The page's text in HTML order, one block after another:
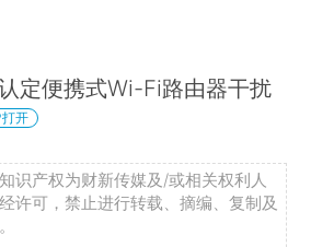
定便携式Wi-Fi路由器干扰
开
识产权为财新传媒及/或相关权利人
许可，禁止进行转载、摘编、复制及